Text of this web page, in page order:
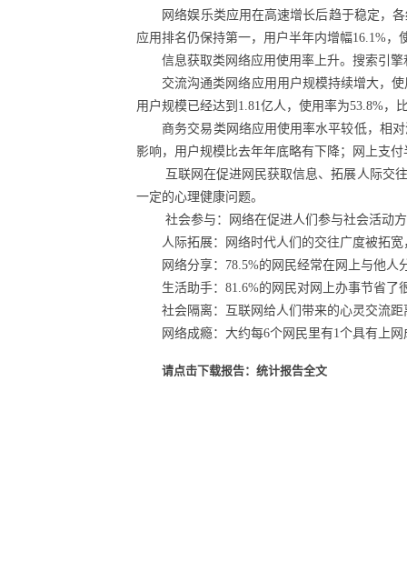
网络娱乐类应用在高速增长后趋于稳定，各
应用排名仍保持第一，用户半年内增幅16.1%
信息获取类网络应用使用率上升。搜索引擎
交流沟通类网络应用用户规模持续增大，使
用户规模已经达到1.81亿人，使用率为53.8%，
商务交易类网络应用使用率水平较低，相对
影响，用户规模比去年年底略有下降；网上支
互联网在促进网民获取信息、拓展人际交往
一定的心理健康问题。
社会参与：网络在促进人们参与社会活动方
人际拓展：网络时代人们的交往广度被拓宽
网络分享：78.5%的网民经常在网上与他人
生活助手：81.6%的网民对网上办事节省了
社会隔离：互联网给人们带来的心灵交流距
网络成瘾：大约每6个网民里有1个具有上网
请点击下载报告：统计报告全文